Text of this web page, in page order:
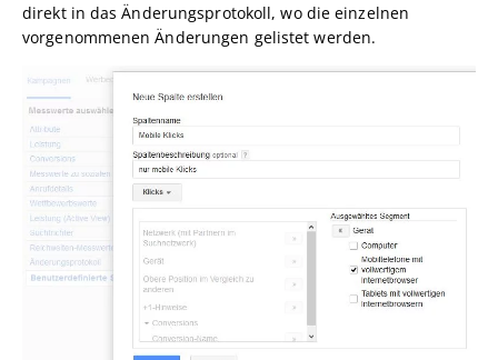
direkt in das Änderungsprotokoll, wo die einzelnen
vorgenommenen Änderungen gelistet werden.